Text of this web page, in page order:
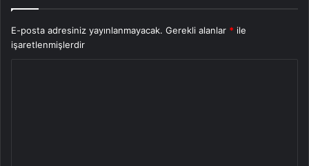
E-posta adresiniz yayınlanmayacak. Gerekli alanlar * ile
işaretlenmişlerdir